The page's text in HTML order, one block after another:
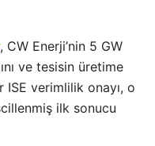
, CW Enerji’nin 5 GW
ve tesisin üretime
verimlilik onayı, o
ilk sonucu